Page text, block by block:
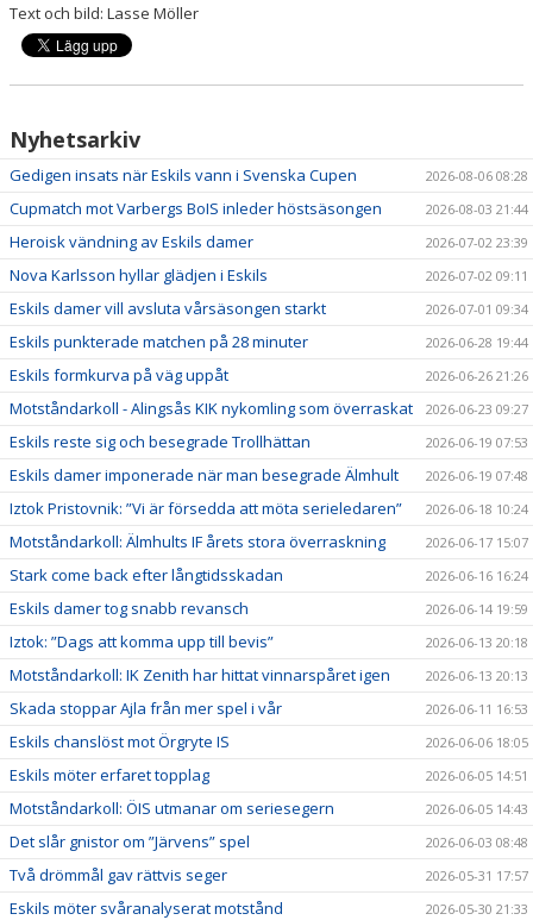
Text och bild: Lasse Möller
Nyhetsarkiv
Gedigen insats när Eskils vann i Svenska Cupen 2026-08-06 08:28
Cupmatch mot Varbergs BoIS inleder höstsäsongen 2026-08-03 21:44
Heroisk vändning av Eskils damer 2026-07-02 23:39
Nova Karlsson hyllar glädjen i Eskils 2026-07-02 09:11
Eskils damer vill avsluta vårsäsongen starkt 2026-07-01 09:34
Eskils punkterade matchen på 28 minuter 2026-06-28 19:44
Eskils formkurva på väg uppåt 2026-06-26 21:26
Motståndarkoll - Alingsås KIK nykomling som överraskat 2026-06-23 09:27
Eskils reste sig och besegrade Trollhättan 2026-06-19 07:53
Eskils damer imponerade när man besegrade Älmhult 2026-06-19 07:48
Iztok Pristovnik: ”Vi är försedda att möta serieledaren” 2026-06-18 10:24
Motståndarkoll: Älmhults IF årets stora överraskning 2026-06-17 15:07
Stark come back efter långtidsskadan 2026-06-16 16:24
Eskils damer tog snabb revansch 2026-06-14 19:59
Iztok: ”Dags att komma upp till bevis” 2026-06-13 20:18
Motståndarkoll: IK Zenith har hittat vinnarspåret igen 2026-06-13 20:13
Skada stoppar Ajla från mer spel i vår 2026-06-11 16:53
Eskils chanslöst mot Örgryte IS 2026-06-06 18:05
Eskils möter erfaret topplag 2026-06-05 14:51
Motståndarkoll: ÖIS utmanar om seriesegern 2026-06-05 14:43
Det slår gnistor om ”Järvens” spel 2026-06-03 08:48
Två drömmål gav rättvis seger 2026-05-31 17:57
Eskils möter svåranalyserat motstånd 2026-05-30 21:33